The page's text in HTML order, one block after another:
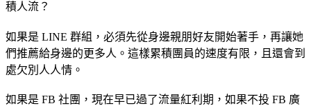
積人流？
如果是 LINE 群組，必須先從身邊親朋好友開始著手，再讓她
們推薦給身邊的更多人。這樣累積團員的速度有限，且還會到
處欠別人人情。
如果是 FB 社團，現在早已過了流量紅利期，如果不投 FB 廣